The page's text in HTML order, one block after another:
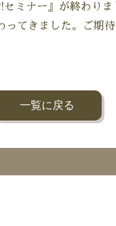
ミナー』が終わり
てきました。ご期
一覧に戻る